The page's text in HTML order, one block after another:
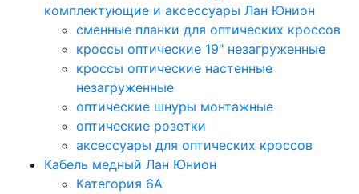
комплектующие и аксессуары Лан Юнион
сменные планки для оптических кроссов
кроссы оптические 19" незагруженные
кроссы оптические настенные
незагруженные
оптические шнуры монтажные
оптические розетки
аксессуары для оптических кроссов
Кабель медный Лан Юнион
Категория 6A